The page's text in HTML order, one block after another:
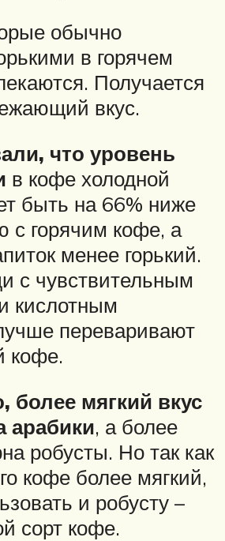
обычно
в горячем
Получается
вкус.
что уровень
в кофе холодной
быть на 66% ниже
с горячим кофе, а
менее горький.
с чувствительным
кислотным
переваривают
кофе.
более мягкий вкус
арабики, а более
робусты. Но так как
кофе более мягкий,
и робусту –
сорт кофе.